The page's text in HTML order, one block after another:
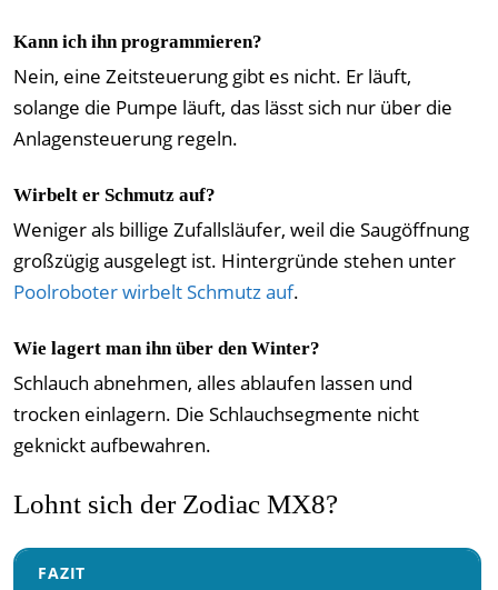
Kann ich ihn programmieren?
Nein, eine Zeitsteuerung gibt es nicht. Er läuft,
solange die Pumpe läuft, das lässt sich nur über die
Anlagensteuerung regeln.
Wirbelt er Schmutz auf?
Weniger als billige Zufallsläufer, weil die Saugöffnung
großzügig ausgelegt ist. Hintergründe stehen unter
Poolroboter wirbelt Schmutz auf.
Wie lagert man ihn über den Winter?
Schlauch abnehmen, alles ablaufen lassen und
trocken einlagern. Die Schlauchsegmente nicht
geknickt aufbewahren.
Lohnt sich der Zodiac MX8?
FAZIT